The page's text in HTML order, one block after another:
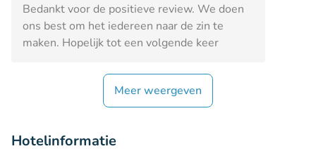
Bedankt voor de positieve review. We doen
ons best om het iedereen naar de zin te
maken. Hopelijk tot een volgende keer
Meer weergeven
Hotelinformatie